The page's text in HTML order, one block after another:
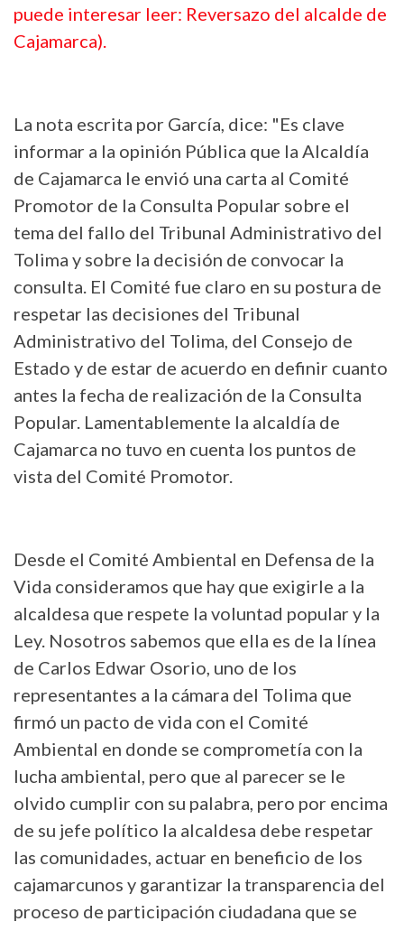
puede interesar leer: Reversazo del alcalde de
Cajamarca).
La nota escrita por García, dice: "Es clave
informar a la opinión Pública que la Alcaldía
de Cajamarca le envió una carta al Comité
Promotor de la Consulta Popular sobre el
tema del fallo del Tribunal Administrativo del
Tolima y sobre la decisión de convocar la
consulta. El Comité fue claro en su postura de
respetar las decisiones del Tribunal
Administrativo del Tolima, del Consejo de
Estado y de estar de acuerdo en definir cuanto
antes la fecha de realización de la Consulta
Popular. Lamentablemente la alcaldía de
Cajamarca no tuvo en cuenta los puntos de
vista del Comité Promotor.
Desde el Comité Ambiental en Defensa de la
Vida consideramos que hay que exigirle a la
alcaldesa que respete la voluntad popular y la
Ley. Nosotros sabemos que ella es de la línea
de Carlos Edwar Osorio, uno de los
representantes a la cámara del Tolima que
firmó un pacto de vida con el Comité
Ambiental en donde se comprometía con la
lucha ambiental, pero que al parecer se le
olvido cumplir con su palabra, pero por encima
de su jefe político la alcaldesa debe respetar
las comunidades, actuar en beneficio de los
cajamarcunos y garantizar la transparencia del
proceso de participación ciudadana que se